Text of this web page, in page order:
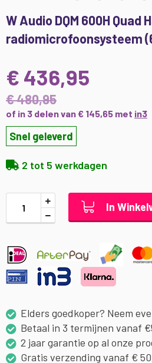
W Audio DQM 600H Quad
radiomicrofoonsysteem
€ 436,95
€ 480,95
of in 3 delen van € 145,65 met in3
Snel geleverd
2 tot 5 werkdagen
In
Elders goedkoper? Neem
Betaal in 3 termijnen vanaf
2 jaar garantie op al onze
Gratis verzending vanaf €
naar
het
de
afbeeldingen-
gallerij